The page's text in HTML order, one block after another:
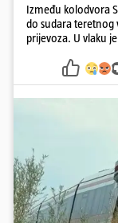
Između kolodvora
do sudara teretnog
prijevoza. U vlaku